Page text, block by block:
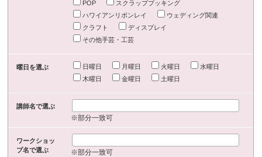
POP
スクラップブッキング
ハワイアンリボンレイ
ウェディング関連
クラフト
ディスプレイ
その他手芸・工芸
曜日を選ぶ 日曜日 月曜日 火曜日
水曜日
木曜日
金曜日 土曜日
講師名で選ぶ
※部分一致可
ワークショッ
プ名で選ぶ
※部分一致可